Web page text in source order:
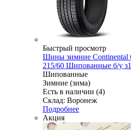
Быстрый просмотр
Шины зимние Continental
215/60 Шипованные б/у
Шипованные
Зимние (зима)
Есть в наличии (4)
Склад: Воронеж
Подробнее
Акция